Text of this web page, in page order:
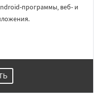
программы, веб- и